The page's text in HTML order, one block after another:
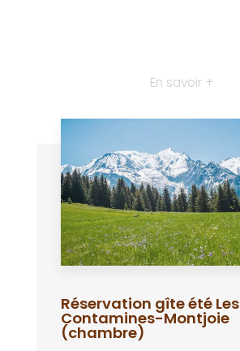
En savoir +
Réservation gîte été Les
Contamines-Montjoie
(chambre)